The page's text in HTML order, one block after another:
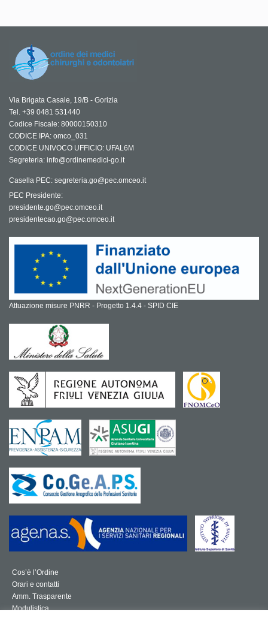
Via Brigata Casale, 19/B - Gorizia
Tel. +39 0481 531440
Codice Fiscale: 80000150310
CODICE IPA: omco_031
CODICE UNIVOCO UFFICIO: UFAL6M
Segreteria: info@ordinemedici-go.it
Casella PEC: segreteria.go@pec.omceo.it
PEC Presidente:
presidente.go@pec.omceo.it
presidentecao.go@pec.omceo.it
Attuazione misure PNRR - Progetto 1.4.4 - SPID CIE
Cos’è l’Ordine
Orari e contatti
Amm. Trasparente
Modulistica